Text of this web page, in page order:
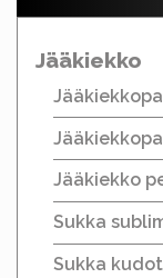
Jääkiekko
Jääkiekko
Sukka
Sukka